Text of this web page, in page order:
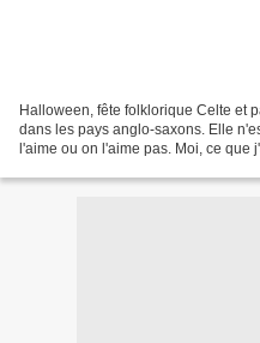
Halloween, fête folklorique Celte et
dans les pays anglo-saxons. Elle
l'aime ou on l'aime pas. Moi, ce que